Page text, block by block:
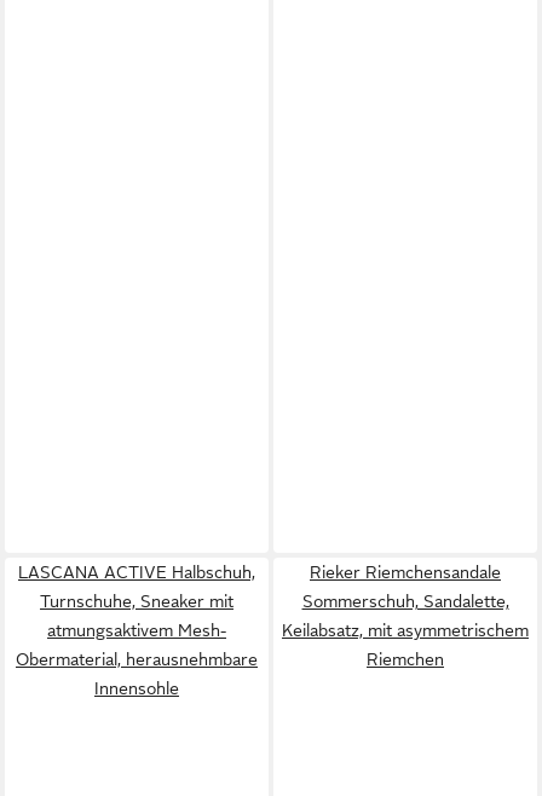
LASCANA ACTIVE Halbschuh,
Turnschuhe, Sneaker mit
atmungsaktivem Mesh-
Obermaterial, herausnehmbare
Innensohle
Rieker Riemchensandale
Sommerschuh, Sandalette,
Keilabsatz, mit asymmetrischem
Riemchen